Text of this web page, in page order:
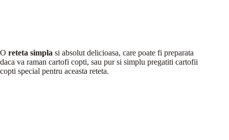
O reteta simpla si absolut delicioasa, care poate fi preparata
daca va raman cartofi copti, sau pur si simplu pregatiti cartofii
copti special pentru aceasta reteta.